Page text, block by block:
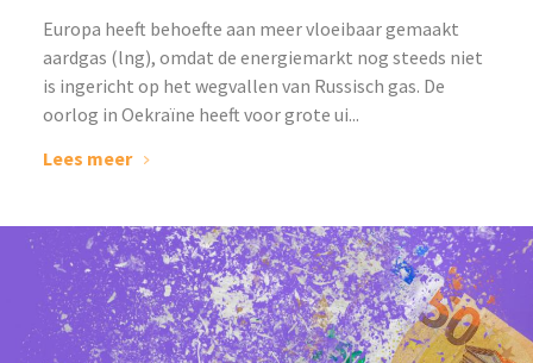
‌Europa heeft behoefte aan meer vloeibaar gemaakt
aardgas (lng), omdat de energiemarkt nog steeds niet
is ingericht op het wegvallen van Russisch gas. De
oorlog in Oekraïne heeft voor grote ui...
Lees meer